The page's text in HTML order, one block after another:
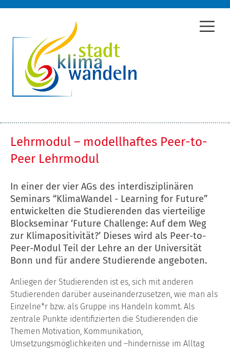
Lehrmodul – modellhaftes Peer-to-
Peer Lehrmodul
In einer der vier AGs des interdisziplinären
Seminars “KlimaWandel - Learning for Future”
entwickelten die Studierenden das vierteilige
Blockseminar ‘Future Challenge: Auf dem Weg
zur Klimapositivität?’ Dieses wird als Peer-to-
Peer-Modul Teil der Lehre an der Universität
Bonn und für andere Studierende angeboten.
Anliegen der Studierenden ist es, sich mit anderen
Studierenden darüber auseinanderzusetzen, wie man als
Einzelne*r bzw. als Gruppe ins Handeln kommt. Als
zentrale Punkte identifizierten die Studierenden die
Themen Motivation, Kommunikation,
Umsetzungsmöglichkeiten und –hindernisse im Alltag